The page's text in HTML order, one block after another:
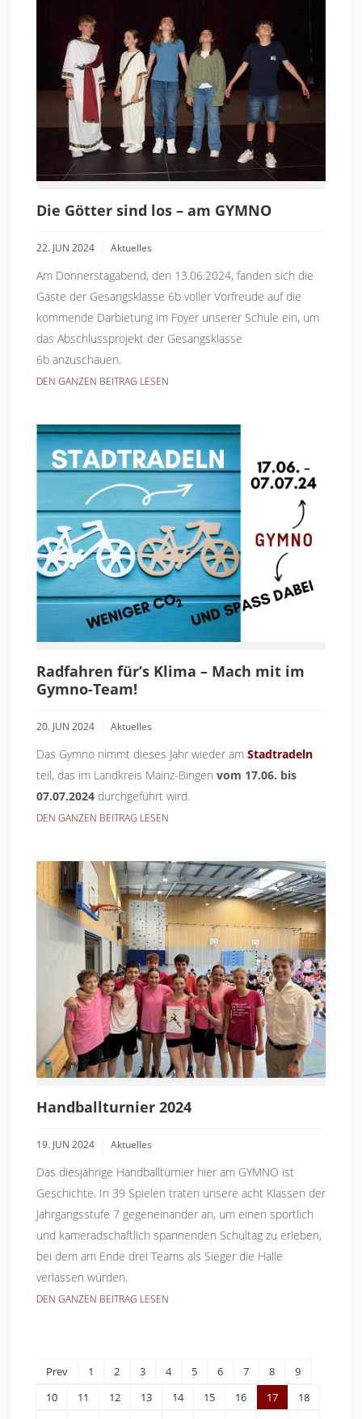
Die Götter sind los – am GYMNO
22. JUN 2024 Aktuelles
Am Donnerstagabend, den 13.06.2024, fanden sich die
Gäste der Gesangsklasse 6b voller Vorfreude auf die
kommende Darbietung im Foyer unserer Schule ein, um
das Abschlussprojekt der Gesangsklasse
6b anzuschauen.
DEN GANZEN BEITRAG LESEN
Radfahren für’s Klima – Mach mit im
Gymno-Team!
20. JUN 2024 Aktuelles
Das Gymno nimmt dieses Jahr wieder am Stadtradeln
teil, das im Landkreis Mainz-Bingen vom 17.06. bis
07.07.2024 durchgeführt wird.
DEN GANZEN BEITRAG LESEN
Handballturnier 2024
19. JUN 2024 Aktuelles
Das diesjährige Handballturnier hier am GYMNO ist
Geschichte. In 39 Spielen traten unsere acht Klassen der
Jahrgangsstufe 7 gegeneinander an, um einen sportlich
und kameradschaftlich spannenden Schultag zu erleben,
bei dem am Ende drei Teams als Sieger die Halle
verlassen würden.
DEN GANZEN BEITRAG LESEN
Prev 1 2 3 4 5 6 7 8
9
10
11 12 13 14 15 16 17
18